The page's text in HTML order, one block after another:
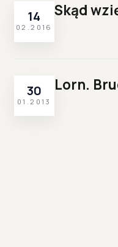
14
02.2016
Skąd
30
01.2013
Lorn.